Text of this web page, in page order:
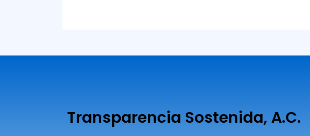
Transparencia Sostenida, A.C.